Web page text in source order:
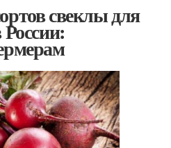
свеклы для